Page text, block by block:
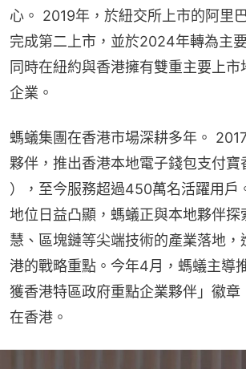
心。 2019年，於紐交所上市的阿里
完成第二上市，並於2024年轉為主
同時在紐約與香港擁有雙重主要上市
企業。
螞蟻集團在香港市場深耕多年。
夥伴，推出香港本地電子錢包支付
），至今服務超過450萬名活躍用戶
地位日益凸顯，螞蟻正與本地夥伴探
慧、區塊鏈等尖端技術的產業落地，
港的戰略重點。今年4月，螞蟻主導
獲香港特區政府重點企業夥伴」徽章
在香港。